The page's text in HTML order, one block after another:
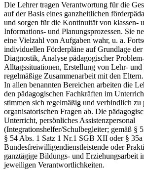
Die Lehrer tragen Verantwortung für die
auf der Basis eines ganzheitlichen
und sorgen für die Kontinuität von klassen-
Informations- und Planungsprozessen. Sie
eine Vielzahl von Aufgaben wahr, u. a.
individuellen Förderpläne auf Grundlage
Diagnostik, Analyse pädagogischer
Alltagssituationen, Erstellung von Lehr-
regelmäßige Zusammenarbeit mit den Eltern.
In allen benannten Bereichen arbeiten die
den pädagogischen Fachkräften im
stimmen sich regelmäßig und verbindlich zu
organisatorischen Fragen ab. Die
Unterricht, persönliches Assistenzpersonal
(Integrationshelfer/Schulbegleiter; gemäß §
§ 54 Abs. 1 Satz 1 Nr.1 SGB XII oder §
Bundesfreiwilligendienstleistende oder
ganztägige Bildungs- und Erziehungsarbeit
jeweiligen Verantwortlichkeiten.